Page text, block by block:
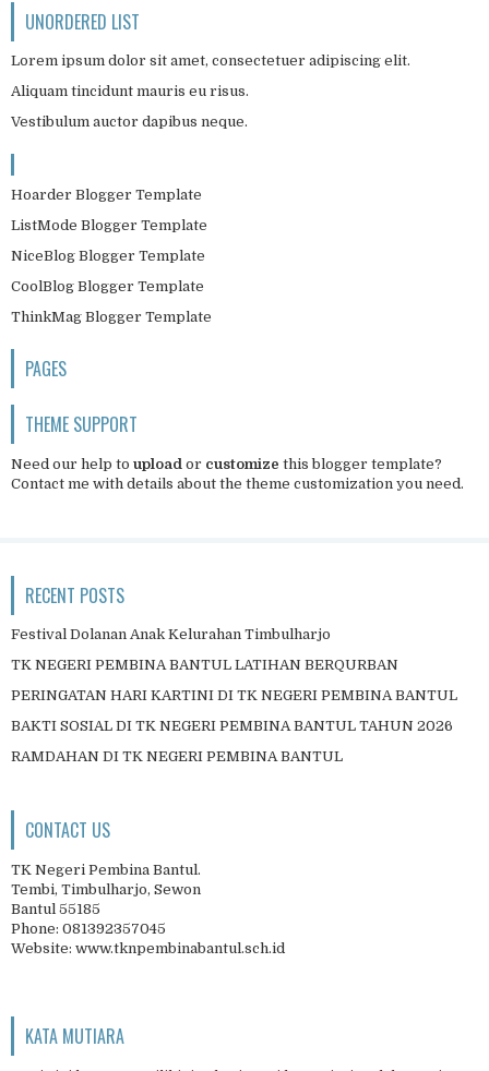
UNORDERED LIST
Lorem ipsum dolor sit amet, consectetuer adipiscing elit.
Aliquam tincidunt mauris eu risus.
Vestibulum auctor dapibus neque.
Hoarder Blogger Template
ListMode Blogger Template
NiceBlog Blogger Template
CoolBlog Blogger Template
ThinkMag Blogger Template
PAGES
THEME SUPPORT
Need our help to upload or customize this blogger template?
Contact me with details about the theme customization you need.
RECENT POSTS
Festival Dolanan Anak Kelurahan Timbulharjo
TK NEGERI PEMBINA BANTUL LATIHAN BERQURBAN
PERINGATAN HARI KARTINI DI TK NEGERI PEMBINA BANTUL
BAKTI SOSIAL DI TK NEGERI PEMBINA BANTUL TAHUN 2026
RAMDAHAN DI TK NEGERI PEMBINA BANTUL
CONTACT US
TK Negeri Pembina Bantul.
Tembi, Timbulharjo, Sewon
Bantul 55185
Phone: 081392357045
Website: www.tknpembinabantul.sch.id
KATA MUTIARA